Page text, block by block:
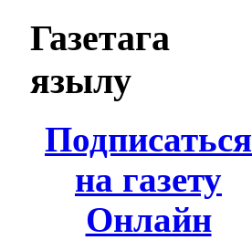
Газетага
язылу
Подписаться
на газету
Онлайн